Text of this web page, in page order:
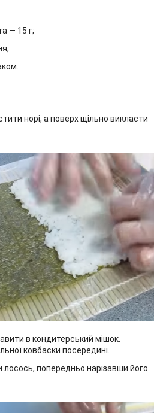
— 15 г;
норі, а поверх щільно викласти
в кондитерський мішок.
ковбаски посередині.
лосось, попередньо нарізавши його